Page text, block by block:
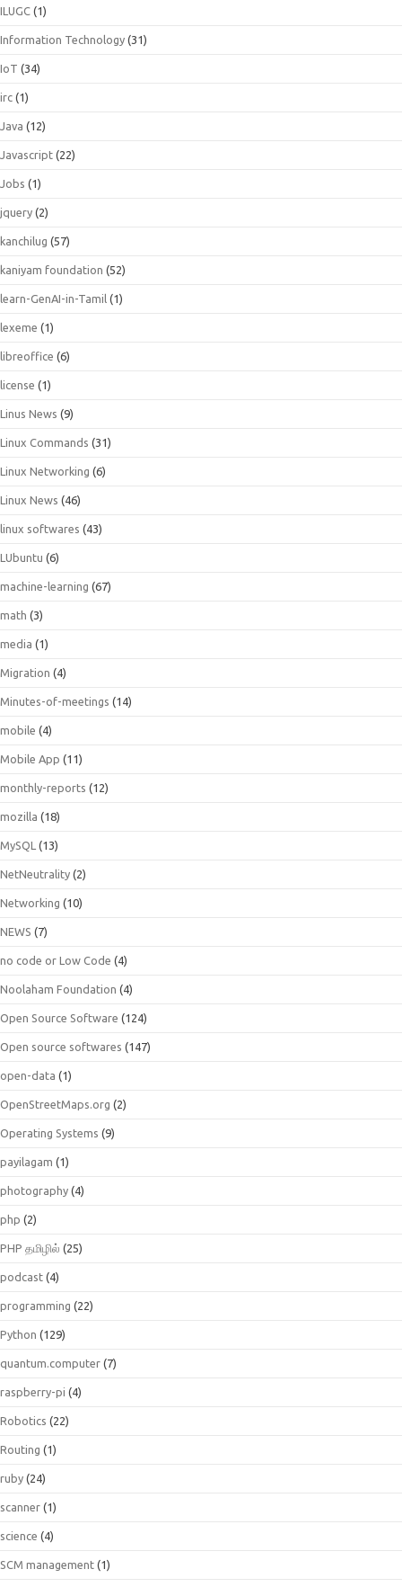
ILUGC (1)
Information Technology (31)
IoT (34)
irc (1)
Java (12)
Javascript (22)
Jobs (1)
jquery (2)
kanchilug (57)
kaniyam foundation (52)
learn-GenAI-in-Tamil (1)
lexeme (1)
libreoffice (6)
license (1)
Linus News (9)
Linux Commands (31)
Linux Networking (6)
Linux News (46)
linux softwares (43)
LUbuntu (6)
machine-learning (67)
math (3)
media (1)
Migration (4)
Minutes-of-meetings (14)
mobile (4)
Mobile App (11)
monthly-reports (12)
mozilla (18)
MySQL (13)
NetNeutrality (2)
Networking (10)
NEWS (7)
no code or Low Code (4)
Noolaham Foundation (4)
Open Source Software (124)
Open source softwares (147)
open-data (1)
OpenStreetMaps.org (2)
Operating Systems (9)
payilagam (1)
photography (4)
php (2)
PHP தமிழில் (25)
podcast (4)
programming (22)
Python (129)
quantum.computer (7)
raspberry-pi (4)
Robotics (22)
Routing (1)
ruby (24)
scanner (1)
science (4)
SCM management (1)